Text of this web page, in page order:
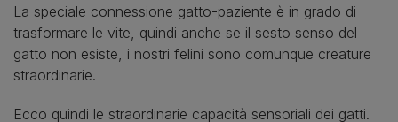
La speciale connessione gatto-paziente è in grado di
trasformare le vite, quindi anche se il sesto senso del
gatto non esiste, i nostri felini sono comunque creature
straordinarie.
Ecco quindi le straordinarie capacità sensoriali dei gatti.